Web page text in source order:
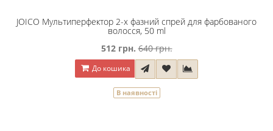
JOICO Мультиперфектор 2-х фазний спрей для фарбованого
волосся, 50 ml
512 грн. 640 грн.
До кошика
В наявності